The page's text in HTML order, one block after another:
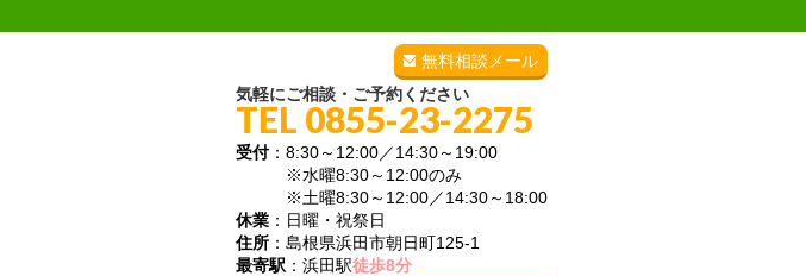
無料相談メール
気軽にご相談・ご予約ください
TEL 0855-23-2275
受付：8:30～12:00／14:30～19:00
※水曜8:30～12:00のみ
※土曜8:30～12:00／14:30～18:00
休業 ：日曜・祝祭日
住所 ：島根県浜田市朝日町125-1
最寄駅 ：浜田駅徒歩8分